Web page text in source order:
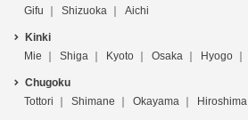
Gifu
Shizuoka Aichi
Kinki
Mie
Shiga Kyoto Osaka Hyogo
Chugoku
Tottori
Shimane Okayama Hiroshima